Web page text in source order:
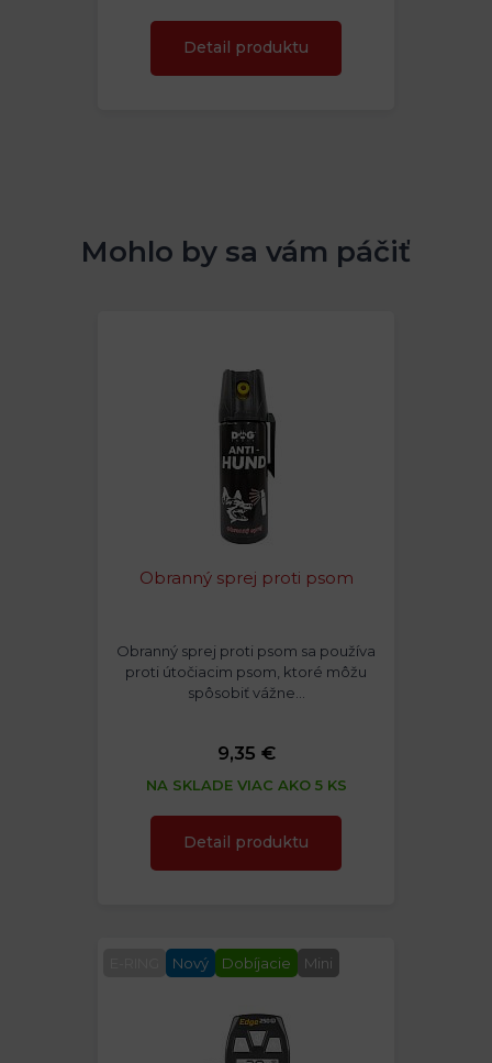
Detail produktu
Mohlo by sa vám páčiť
Obranný sprej proti psom
Obranný sprej proti psom sa používa
proti útočiacim psom, ktoré môžu
spôsobiť vážne…
9,35 €
NA SKLADE VIAC AKO 5 KS
Detail produktu
Nový Dobíjacie Mini